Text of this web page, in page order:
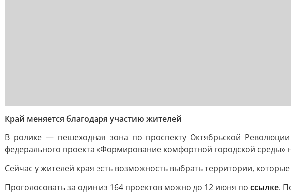
Край меняется благодаря участию жителей
В ролике — пешеходная зона по проспекту Октябрьской
федерального проекта «Формирование комфортной городской среды»
Сейчас у жителей края есть возможность выбрать территории, которые
Проголосовать за один из 164 проектов можно до 12 июня по ссылке.